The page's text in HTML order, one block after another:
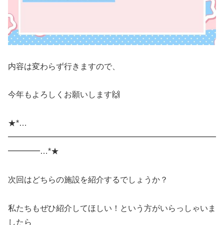
内容は変わらず行きますので、
今年もよろしくお願いします🙌
★*…
━━━━━━━━━━━━━━━━━━━━━━━━━━
━━━━…*★
次回はどちらの施設を紹介するでしょうか？
私たちもぜひ紹介してほしい！という方がいらっしゃいま
したら